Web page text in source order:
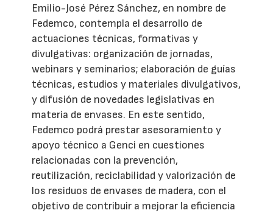
Emilio-José Pérez Sánchez, en nombre de
Fedemco, contempla el desarrollo de
actuaciones técnicas, formativas y
divulgativas: organización de jornadas,
webinars y seminarios; elaboración de guías
técnicas, estudios y materiales divulgativos,
y difusión de novedades legislativas en
materia de envases. En este sentido,
Fedemco podrá prestar asesoramiento y
apoyo técnico a Genci en cuestiones
relacionadas con la prevención,
reutilización, reciclabilidad y valorización de
los residuos de envases de madera, con el
objetivo de contribuir a mejorar la eficiencia